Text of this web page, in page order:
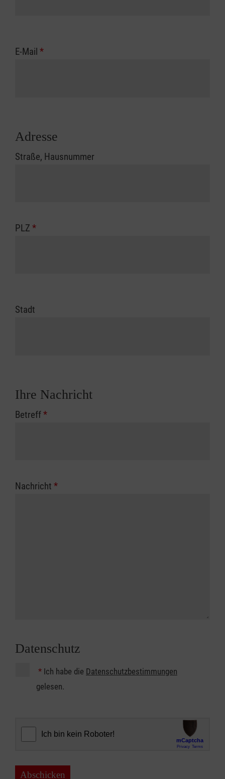
E-Mail *
Adresse
Straße, Hausnummer
PLZ *
Stadt
Ihre Nachricht
Betreff*
Nachricht *
Datenschutz
* Ich habe die Datenschutzbestimmungen
gelesen.
Abschicken